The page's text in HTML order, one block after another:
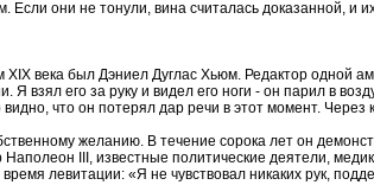
Если они не тонули, вина считалась доказанной,
века был Дэниел Дуглас Хьюм. Редактор одной
взял его за руку и видел его ноги - он парил в
что он потерял дар речи в этот момент.
желанию. В течение сорока лет он
III, известные политические деятели,
левитации: «Я не чувствовал никаких рук,